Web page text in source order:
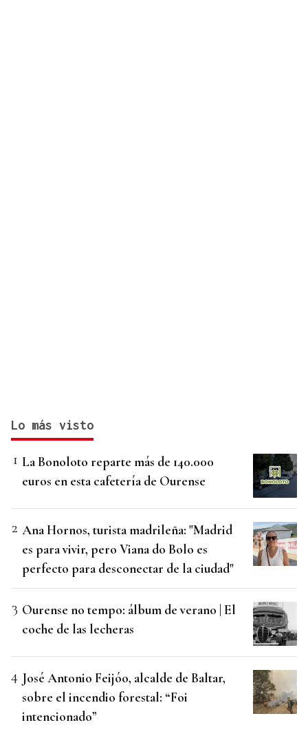
Lo más visto
La Bonoloto reparte más de 140.000
euros en esta cafetería de Ourense
Ana Hornos, turista madrileña: "Madrid
es para vivir, pero Viana do Bolo es
perfecto para desconectar de la ciudad"
Ourense no tempo: álbum de verano | El
coche de las lecheras
José Antonio Feijóo, alcalde de Baltar,
sobre el incendio forestal: “Foi
intencionado”